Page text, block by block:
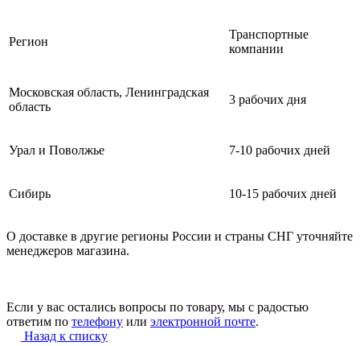
Регион
Транспортные
компании
Московская область, Ленинградская
область
3 рабочих дня
Урал и Поволжье 7-10 рабочих дней
Сибирь 10-15 рабочих дней
О доставке в другие регионы России и страны СНГ уточняйте
менеджеров магазина.
Если у вас остались вопросы по товару, мы с радостью
ответим по телефону или электронной почте.
Назад к списку